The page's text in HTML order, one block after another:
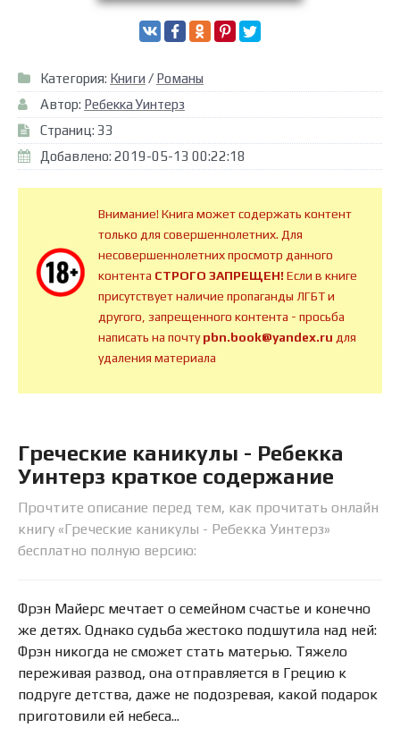
Категория: Книги / Романы
Автор: Ребекка Уинтерз
Страниц: 33
Добавлено: 2019-05-13 00:22:18
Внимание! Книга может содержать контент
только для совершеннолетних. Для
несовершеннолетних просмотр данного
контента СТРОГО ЗАПРЕЩЕН!Если в книге
присутствует наличие пропаганды ЛГБТ и
другого, запрещенного контента - просьба
написать на почтуpbn.book@yandex.ru для
удаления материала
Греческие каникулы - Ребекка
Уинтерз краткое содержание
Прочтите описание перед тем, как прочитать онлайн
книгу «Греческие каникулы - Ребекка Уинтерз»
бесплатно полную версию:
Фрэн Майерс мечтает о семейном счастье и конечно
же детях. Однако судьба жестоко подшутила над ней:
Фрэн никогда не сможет стать матерью. Тяжело
переживая развод, она отправляется в Грецию к
подруге детства, даже не подозревая, какой подарок
приготовили ей небеса...